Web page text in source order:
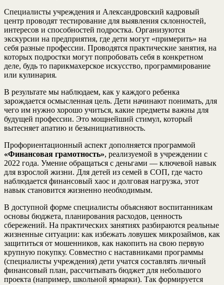
Специалисты учреждения и Александровский кадровый
центр проводят тестирование для выявления склонностей,
интересов и способностей подростка. Организуются
экскурсии на предприятия, где дети могут «примерить» на
себя разные профессии. Проводятся практические занятия, на
которых подростки могут попробовать себя в конкретном
деле, будь то парикмахерское искусство, программирование
или кулинария.
В результате мы наблюдаем, как у каждого ребенка
зарождается осмысленная цель. Дети начинают понимать, для
чего им нужно хорошо учиться, какие предметы важны для
будущей профессии. Это мощнейший стимул, который
вытесняет апатию и безынициативность.
Профориентационный аспект дополняется программой
«Финансовая грамотность», реализуемой в учреждении с
2022 года. Умение обращаться с деньгами — ключевой навык
для взрослой жизни. Для детей из семей в СОП, где часто
наблюдается финансовый хаос и долговая нагрузка, этот
навык становится жизненно необходимым.
В доступной форме специалисты объясняют воспитанникам
основы бюджета, планирования расходов, ценность
сбережений. На практических занятиях разбираются реальные
жизненные ситуации: как избежать ловушек микрозаймов, как
защититься от мошенников, как накопить на свою первую
крупную покупку. Совместно с наставниками программы
(специалисты учреждения) дети учатся составлять личный
финансовый план, рассчитывать бюджет для небольшого
проекта (например, школьной ярмарки). Так формируется